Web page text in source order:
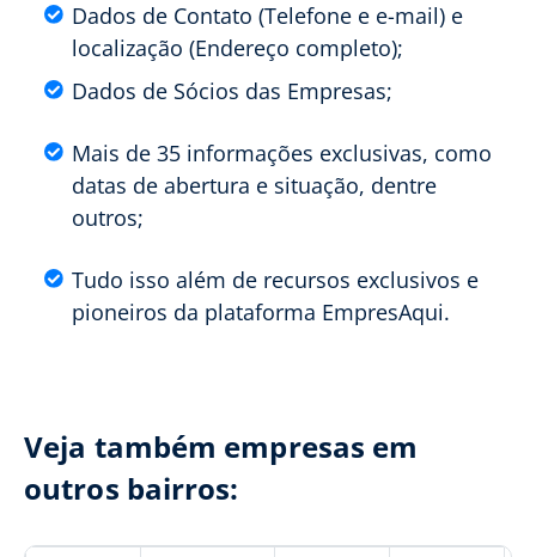
Dados de Contato (Telefone e e-mail) e
localização (Endereço completo);
Dados de Sócios das Empresas;
Mais de 35 informações exclusivas, como
datas de abertura e situação, dentre
outros;
Tudo isso além de recursos exclusivos e
pioneiros da plataforma EmpresAqui.
Veja também empresas em
outros bairros: